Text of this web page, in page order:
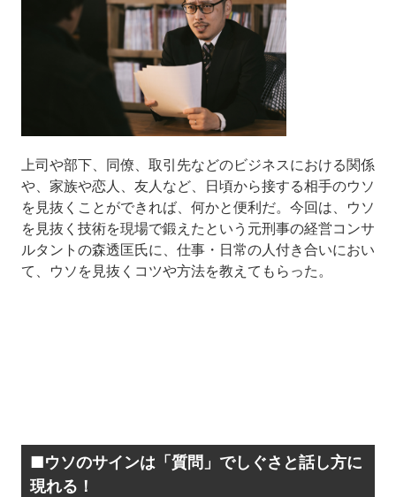
上司や部下、同僚、取引先などのビジネスにおける関係
や、家族や恋人、友人など、日頃から接する相手のウソ
を見抜くことができれば、何かと便利だ。今回は、ウソ
を見抜く技術を現場で鍛えたという元刑事の経営コンサ
ルタントの森透匡氏に、仕事・日常の人付き合いにおい
て、ウソを見抜くコツや方法を教えてもらった。
■ウソのサインは「質問」でしぐさと話し方に
現れる！